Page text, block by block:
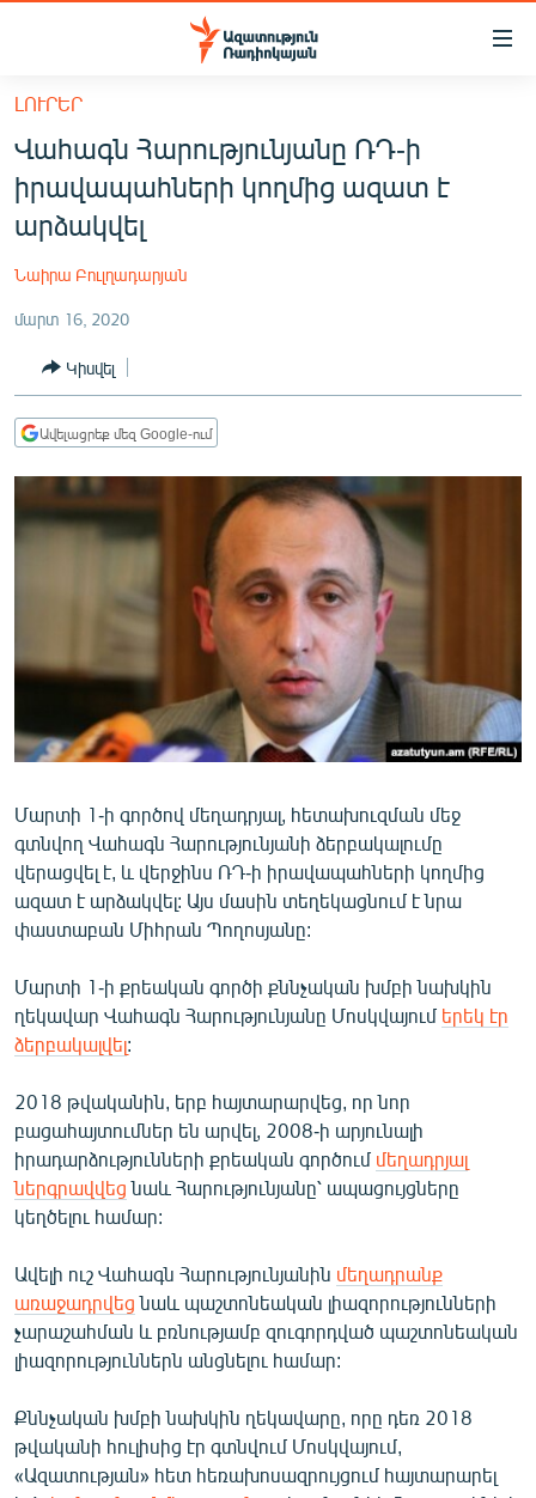
Մատչելիության
հիմնական
բովանդակությանը
Անցնել
հիմնական
մենյուին
ՀԱՅԱՍՏԱՆ
ՔԱՂԱՔԱԿԱՆ
ՏՆՏԵՍՈՒԹՅՈՒՆ
ՂԱՐԱԲԱՂ
ՏԱՐԱԾԱՇՐՋԱՆ
ՄՇԱԿՈՒՅԹ
ՄԵԿՆԱԲԱՆՈՒԹՅՈՒՆ
ՏՏ ԵՒ ԻՆՏԵՐՆԵՏ
ԱՐԽԻՎ
ՏԵՍԱՆՅՈՒԹԵՐ
ԲԱՆԱՎԵՃ
ՁԳՏԵԼՈՎ ԼԱՎԱԳՈՒՅՆԻՆ
ՓՈԴՔԱՍԹ
Հայերեն
English
Русский
ՀԵՏԵՎԵՔ ՄԵԶ
«Ազատության» բոլոր կայքերը
ԼՈՒՐԵՐ
Վահագն Հարությունյանը ՌԴ-ի
իրավապահների կողմից ազատ է
արձակվել
Նաիրա Բուլղադարյան
մարտ 16, 2020
Կիսվել
Ավելացրեք մեզ Google-ում
Մարտի 1-ի գործով մեղադրյալ, հետախուզման մեջ
գտնվող Վահագն Հարությունյանի ձերբակալումը
վերացվել է, և վերջինս ՌԴ-ի իրավապահների կողմից
ազատ է արձակվել: Այս մասին տեղեկացնում է նրա
փաստաբան Միհրան Պողոսյանը:
Մարտի 1-ի քրեական գործի քննչական խմբի նախկին
ղեկավար Վահագն Հարությունյանը Մոսկվայում երեկ էր
ձերբակալվել:
2018 թվականին, երբ հայտարարվեց, որ նոր
բացահայտումներ են արվել, 2008-ի արյունալի
իրադարձությունների քրեական գործում մեղադրյալ
ներգրավվեց նաև Հարությունյանը՝ ապացույցները
կեղծելու համար:
Ավելի ուշ Վահագն Հարությունյանին մեղադրանք
առաջադրվեց նաև պաշտոնեական լիազորությունների
չարաշահման և բռնությամբ զուգորդված պաշտոնեական
լիազորություններն անցնելու համար:
Քննչական խմբի նախկին ղեկավարը, որը դեռ 2018
թվականի հուլիսից էր գտնվում Մոսկվայում,
«Ազատության» հետ հեռախոսազրույցում հայտարարել